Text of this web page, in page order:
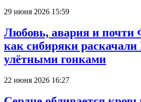
29 июня 2026 15:59
Любовь, авария и почти
как сибиряки раскачали
улётными гонками
22 июня 2026 16:27